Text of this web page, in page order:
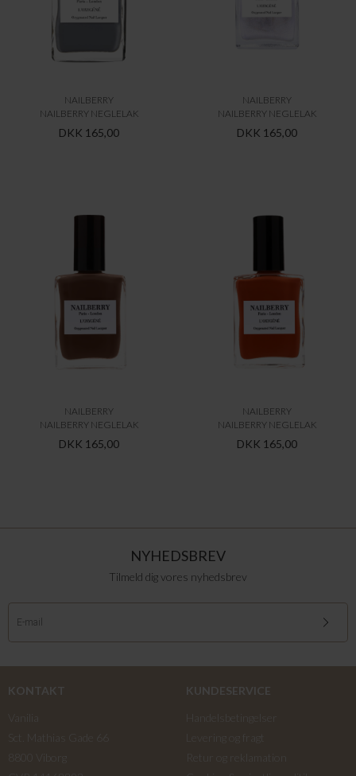
NAILBERRY
NAILBERRY NEGLELAK
DKK 165,00
NAILBERRY
NAILBERRY NEGLELAK
DKK 165,00
NAILBERRY
NAILBERRY NEGLELAK
DKK 165,00
NAILBERRY
NAILBERRY NEGLELAK
DKK 165,00
NYHEDSBREV
Tilmeld dig vores nyhedsbrev
KONTAKT
KUNDESERVICE